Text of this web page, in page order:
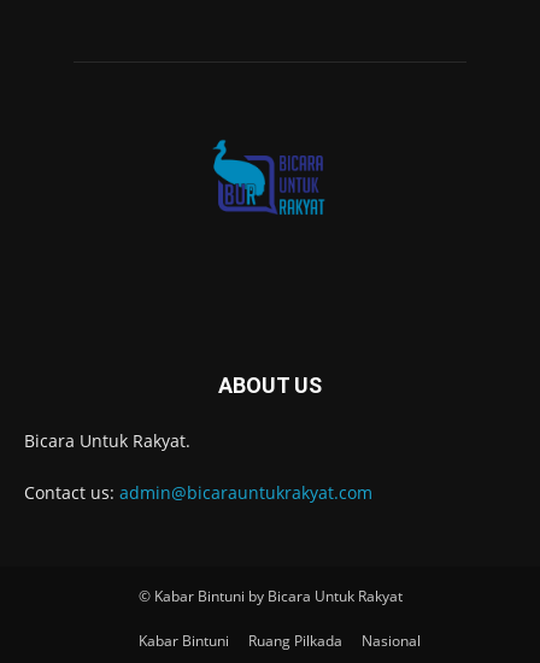
ABOUT US
Bicara Untuk Rakyat.
Contact us: admin@bicarauntukrakyat.com
© Kabar Bintuni by Bicara Untuk Rakyat
Kabar Bintuni Ruang Pilkada Nasional